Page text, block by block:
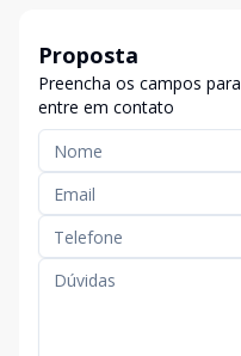
Proposta
Preencha os campos
entre em contato